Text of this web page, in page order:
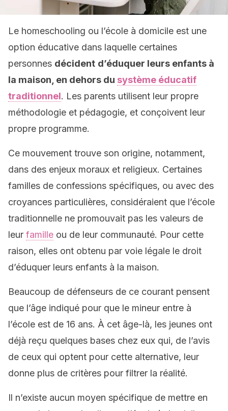
Le homeschooling ou l’école à domicile est une
option éducative dans laquelle certaines
personnes décident d’éduquer leurs enfants à
la maison, en dehors du système éducatif
traditionnel. Les parents utilisent leur propre
méthodologie et pédagogie, et conçoivent leur
propre programme.
Ce mouvement trouve son origine, notamment,
dans des enjeux moraux et religieux. Certaines
familles de confessions spécifiques, ou avec des
croyances particulières, considéraient que l’école
traditionnelle ne promouvait pas les valeurs de
leur famille ou de leur communauté. Pour cette
raison, elles ont obtenu par voie légale le droit
d’éduquer leurs enfants à la maison.
Beaucoup de défenseurs de ce courant pensent
que l’âge indiqué pour que le mineur entre à
l’école est de 16 ans. À cet âge-là, les jeunes ont
déjà reçu quelques bases chez eux qui, de l’avis
de ceux qui optent pour cette alternative, leur
donne plus de critères pour filtrer la réalité.
Il n’existe aucun moyen spécifique de mettre en